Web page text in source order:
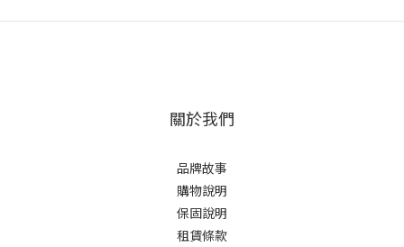
關於我們
品牌故事
購物說明
保固說明
租賃條款